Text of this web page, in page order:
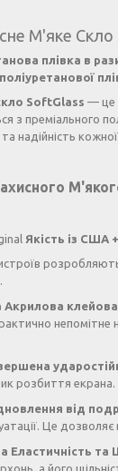
М'яке
плівка в
SoftGlass — це
з преміального
надійність
Якість із США
Акрилова
непомітне
розбиття екрана.
від
Це
Еластичність та